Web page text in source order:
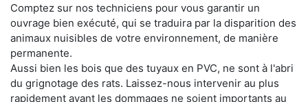
Comptez sur nos techniciens pour vous garantir un
ouvrage bien exécuté, qui se traduira par la disparition des
animaux nuisibles de votre environnement, de manière
permanente.
Aussi bien les bois que des tuyaux en PVC, ne sont à l'abri
du grignotage des rats. Laissez-nous intervenir au plus
rapidement avant les dommages ne soient importants au